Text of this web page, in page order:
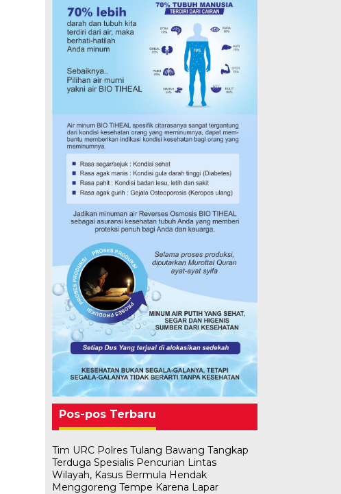
Pos-pos Terbaru
Tim URC Polres Tulang Bawang Tangkap
Terduga Spesialis Pencurian Lintas
Wilayah, Kasus Bermula Hendak
Menggoreng Tempe Karena Lapar